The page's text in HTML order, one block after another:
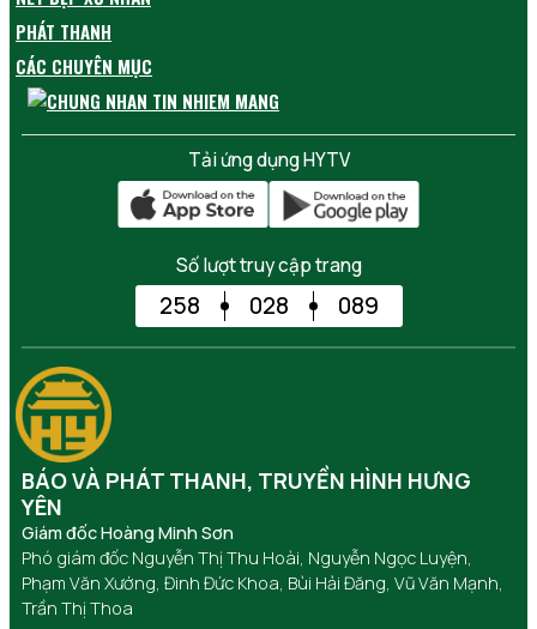
PHÁT THANH
CÁC CHUYÊN MỤC
Tải ứng dụng HYTV
Số lượt truy cập trang
258 028 089
BÁO VÀ PHÁT THANH, TRUYỀN HÌNH HƯNG
YÊN
Giám đốc Hoàng Minh Sơn
Phó giám đốc Nguyễn Thị Thu Hoài, Nguyễn Ngọc Luyện,
Phạm Văn Xướng, Đinh Đức Khoa, Bùi Hải Đăng, Vũ Văn Mạnh,
Trần Thị Thoa